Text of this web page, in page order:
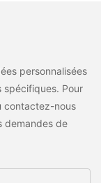
personnalisées
Pour
contactez-nous
demandes de